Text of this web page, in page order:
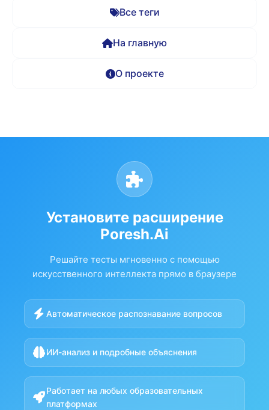
Все теги
На главную
О проекте
Установите расширение
Poresh.Ai
Решайте тесты мгновенно с помощью
искусственного интеллекта прямо в браузере
Автоматическое распознавание вопросов
ИИ-анализ и подробные объяснения
Работает на любых образовательных
платформах